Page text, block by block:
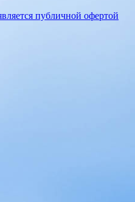
публичной офертой